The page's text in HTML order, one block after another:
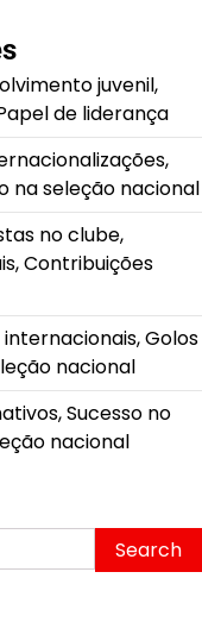
juvenil,
de liderança
na seleção nacional
no clube,
Contribuições
internacionais, Golos
nacional
Sucesso no
nacional